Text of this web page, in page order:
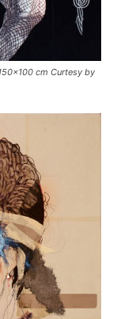
cm Curtesy by